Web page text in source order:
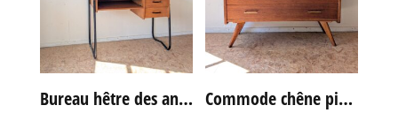
Bureau hêtre des années 60 Commode chêne pieds compas vintage